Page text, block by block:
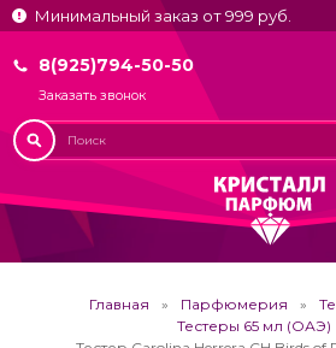
Минимальный заказ от 999 руб.
8(925)794-50-50
Заказать звонок
Главная Парфюмерия
Тестеры 65 мл (ОАЭ)